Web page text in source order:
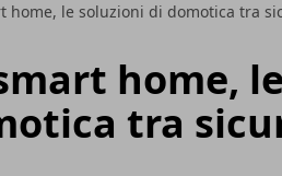
home, le soluzioni di domotica tra
home, le
tra